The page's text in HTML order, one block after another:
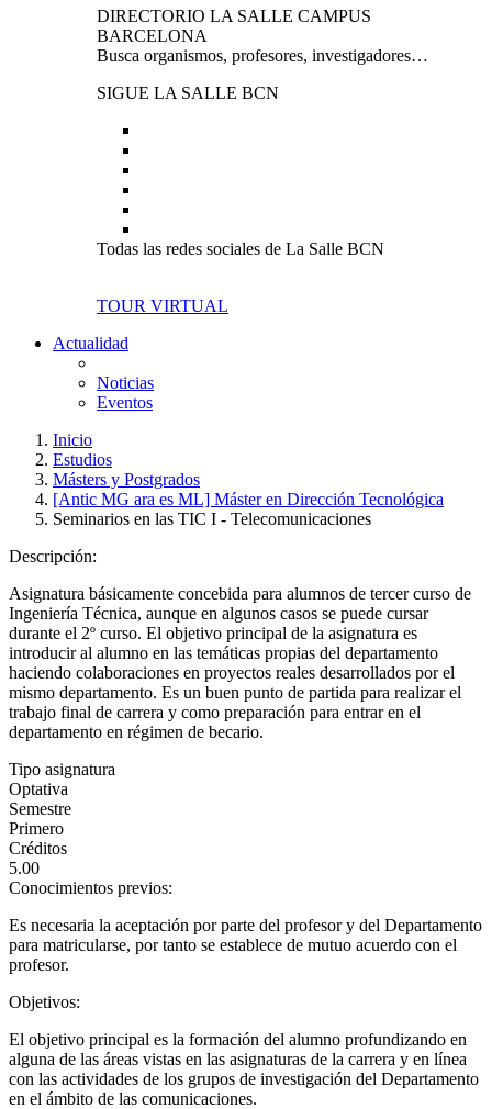
DIRECTORIO LA SALLE CAMPUS
BARCELONA
Busca organismos, profesores, investigadores…
SIGUE LA SALLE BCN
Todas las redes sociales de La Salle BCN
TOUR VIRTUAL
Actualidad
Noticias
Eventos
Inicio
Estudios
Másters y Postgrados
[Antic MG ara es ML] Máster en Dirección Tecnológica
Seminarios en las TIC I - Telecomunicaciones
Descripción:
Asignatura básicamente concebida para alumnos de tercer curso de
Ingeniería Técnica, aunque en algunos casos se puede cursar
durante el 2º curso. El objetivo principal de la asignatura es
introducir al alumno en las temáticas propias del departamento
haciendo colaboraciones en proyectos reales desarrollados por el
mismo departamento. Es un buen punto de partida para realizar el
trabajo final de carrera y como preparación para entrar en el
departamento en régimen de becario.
Tipo asignatura
Optativa
Semestre
Primero
Créditos
5.00
Conocimientos previos:
Es necesaria la aceptación por parte del profesor y del Departamento
para matricularse, por tanto se establece de mutuo acuerdo con el
profesor.
Objetivos:
El objetivo principal es la formación del alumno profundizando en
alguna de las áreas vistas en las asignaturas de la carrera y en línea
con las actividades de los grupos de investigación del Departamento
en el ámbito de las comunicaciones.